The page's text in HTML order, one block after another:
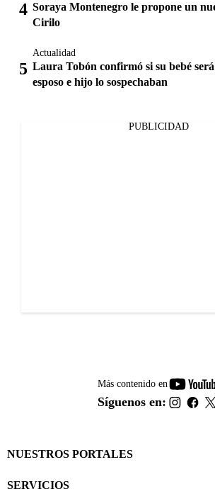
Soraya Montenegro le propone un
Cirilo
Actualidad
Laura Tobón confirmó si su bebé
esposo e hijo lo sospechaban
PUBLICIDAD
Más contenido en
Síguenos en:
NUESTROS PORTALES
SERVICIOS